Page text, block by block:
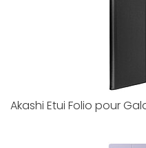
Akashi Etui Folio pour